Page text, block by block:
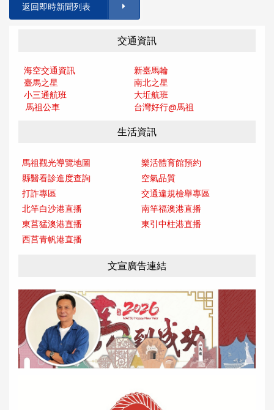
返回即時新聞列表
交通資訊
海空交通資訊
新臺馬輪
臺馬之星
南北之星
小三通航班
大坵航班
馬祖公車
台灣好行@馬祖
生活資訊
馬祖觀光導覽地圖
樂活體育館預約
縣醫看診進度查詢
空氣品質
打詐專區
交通違規檢舉專區
北竿白沙港直播
南竿福澳港直播
東莒猛澳港直播
東引中柱港直播
西莒青帆港直播
文宣廣告連結